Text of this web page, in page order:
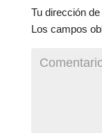
Tu dirección
Los campos